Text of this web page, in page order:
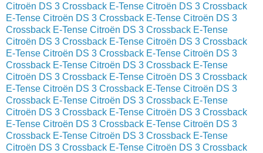
Citroën DS 3 Crossback E-Tense Citroën DS 3 Crossback
E-Tense Citroën DS 3 Crossback E-Tense Citroën DS 3
Crossback E-Tense Citroën DS 3 Crossback E-Tense
Citroën DS 3 Crossback E-Tense Citroën DS 3 Crossback
E-Tense Citroën DS 3 Crossback E-Tense Citroën DS 3
Crossback E-Tense Citroën DS 3 Crossback E-Tense
Citroën DS 3 Crossback E-Tense Citroën DS 3 Crossback
E-Tense Citroën DS 3 Crossback E-Tense Citroën DS 3
Crossback E-Tense Citroën DS 3 Crossback E-Tense
Citroën DS 3 Crossback E-Tense Citroën DS 3 Crossback
E-Tense Citroën DS 3 Crossback E-Tense Citroën DS 3
Crossback E-Tense Citroën DS 3 Crossback E-Tense
Citroën DS 3 Crossback E-Tense Citroën DS 3 Crossback